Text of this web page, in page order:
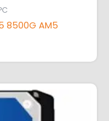
5 8500G AM5